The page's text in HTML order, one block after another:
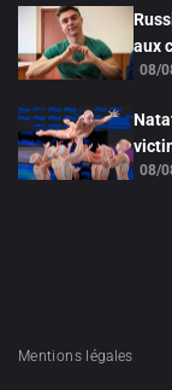
aux
08/
08/
Mentions légales